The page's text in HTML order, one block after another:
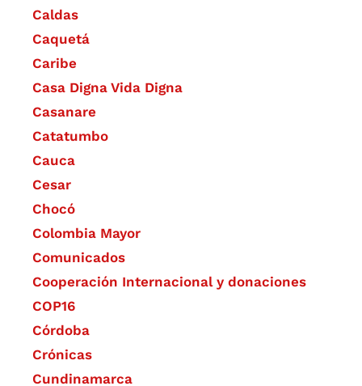
Caldas
Caquetá
Caribe
Casa Digna Vida Digna
Casanare
Catatumbo
Cauca
Cesar
Chocó
Colombia Mayor
Comunicados
Cooperación Internacional y donaciones
COP16
Córdoba
Crónicas
Cundinamarca